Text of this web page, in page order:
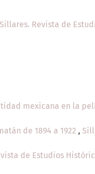
Sillares. Revista de
mexicana en la
de 1894 a 1922 ,
de Estudios